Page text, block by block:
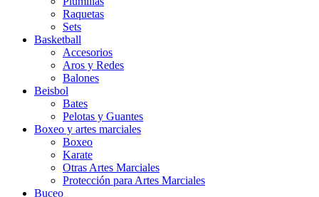
Raquetas
Sets
Basketball
Accesorios
Aros y Redes
Balones
Beisbol
Bates
Pelotas y Guantes
Boxeo y artes marciales
Boxeo
Karate
Otras Artes Marciales
Protección para Artes Marciales
Buceo